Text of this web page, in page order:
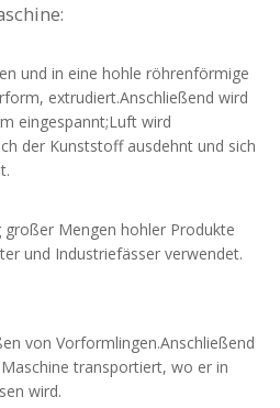
und in eine hohle röhrenförmige
extrudiert.Anschließend wird
eingespannt;Luft wird
der Kunststoff ausdehnt und sich
Mengen hohler Produkte
und Industriefässer verwendet.
von Vorformlingen.Anschließend
transportiert, wo er in
wird.